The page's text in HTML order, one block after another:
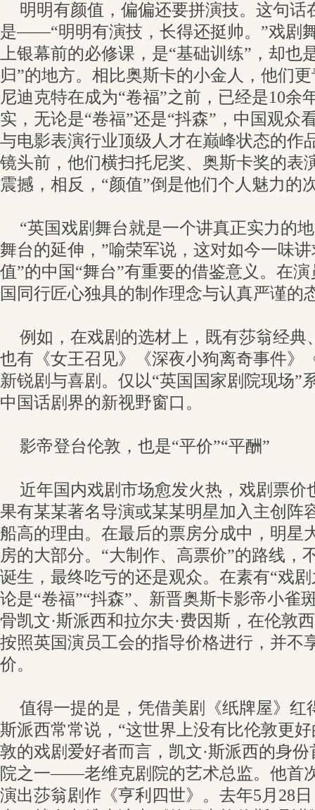
明明有颜值，偏偏还要拼演技。这句话
是——“明明有演技，长得还挺帅。”戏剧
上银幕前的必修课，是“基础训练”，却也
归”的地方。相比奥斯卡的小金人，他们
尼迪克特在成为“卷福”之前，已经是10余
实，无论是“卷福”还是“抖森”，中国观众
与电影表演行业顶级人才在巅峰状态的作
镜头前，他们横扫托尼奖、奥斯卡奖的表
震撼，相反，“颜值”倒是他们个人魅力的
“英国戏剧舞台就是一个讲真正实力的
舞台的延伸，”喻荣军说，这对如今一味
值”的中国“舞台”有重要的借鉴意义。在
国同行匠心独具的制作理念与认真严谨的
例如，在戏剧的选材上，既有莎翁经典
也有《女王召见》《深夜小狗离奇事件》
新锐剧与喜剧。仅以“英国国家剧院现场”
中国话剧界的新视野窗口。
影帝登台伦敦，也是“平价”“平酬”
近年国内戏剧市场愈发火热，戏剧票价
果有某某著名导演或某某明星加入主创阵
船高的理由。在最后的票房分成中，明星
房的大部分。“大制作、高票价”的路线，
诞生，最终吃亏的还是观众。在素有“戏
论是“卷福”“抖森”、新晋奥斯卡影帝小雀
骨凯文·斯派西和拉尔夫·费因斯，在伦敦
按照英国演员工会的指导价格进行，并不
价。
值得一提的是，凭借美剧《纸牌屋》红
斯派西常常说，“这世界上没有比伦敦更
敦的戏剧爱好者而言，凯文·斯派西的身
院之一——老维克剧院的艺术总监。他首
演出莎翁剧作《亨利四世》。去年5月28